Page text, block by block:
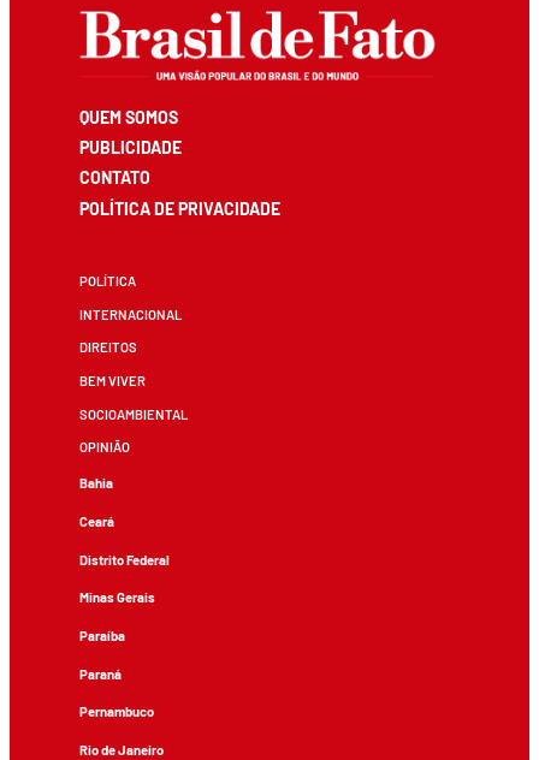
QUEM SOMOS
PUBLICIDADE
CONTATO
POLÍTICA DE PRIVACIDADE
POLÍTICA
INTERNACIONAL
DIREITOS
BEM VIVER
SOCIOAMBIENTAL
OPINIÃO
Bahia
Ceará
Distrito Federal
Minas Gerais
Paraíba
Paraná
Pernambuco
Rio de Janeiro